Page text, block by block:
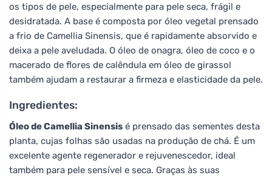
os tipos de pele, especialmente para pele seca, frágil e
desidratada. A base é composta por óleo vegetal prensado
a frio de Camellia Sinensis, que é rapidamente absorvido e
deixa a pele aveludada. O óleo de onagra, óleo de coco e o
macerado de flores de calêndula em óleo de girassol
também ajudam a restaurar a firmeza e elasticidade da pele.
Ingredientes:
Óleo de Camellia Sinensis é prensado das sementes desta
planta, cujas folhas são usadas na produção de chá. É um
excelente agente regenerador e rejuvenescedor, ideal
também para pele sensível e seca. Graças às suas